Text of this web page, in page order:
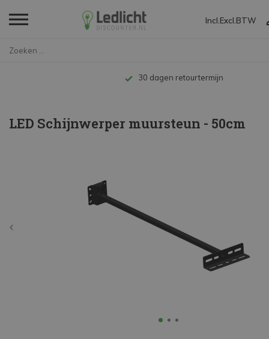
Incl. Excl. BTW
Tot 10 jaar garantie
LED Schijnwerper muursteun - 50cm